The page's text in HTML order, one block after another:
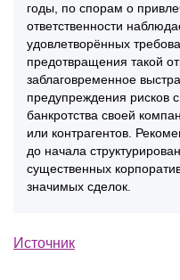
годы, по спорам о
ответственности
удовлетворённых
предотвращения такой
заблаговременное
предупреждения рисков
банкротства своей
или контрагентов.
до начала
существенных
значимых сделок.
Источник